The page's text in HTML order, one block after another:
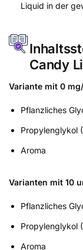
Liquid in der
Candy
Variante mit 0
Pflanzliches
Propylenglykol
Aroma
Varianten mit 10
Pflanzliches
Propylenglykol
Aroma